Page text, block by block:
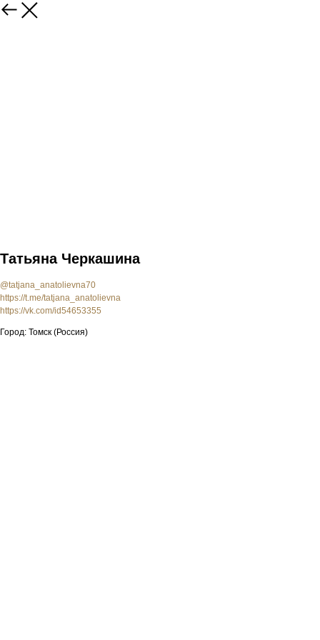
Татьяна Черкашина
@tatjana_anatolievna70
https://t.me/tatjana_anatolievna
https://vk.com/id54653355
Город: Томск (Россия)